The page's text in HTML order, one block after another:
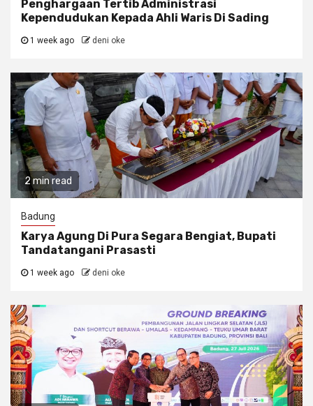
Penghargaan Tertib Administrasi
Kependudukan Kepada Ahli Waris Di Sading
1 week ago deni oke
2 min read
Badung
Karya Agung Di Pura Segara Bengiat, Bupati
Tandatangani Prasasti
1 week ago deni oke